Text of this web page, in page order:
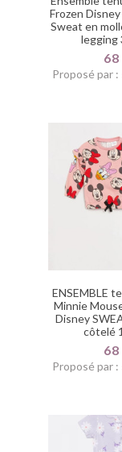
Frozen
Sweat en
legging
68
Proposé par :
ENSEMBLE
Minnie
Disney
côtelé
68
Proposé par :